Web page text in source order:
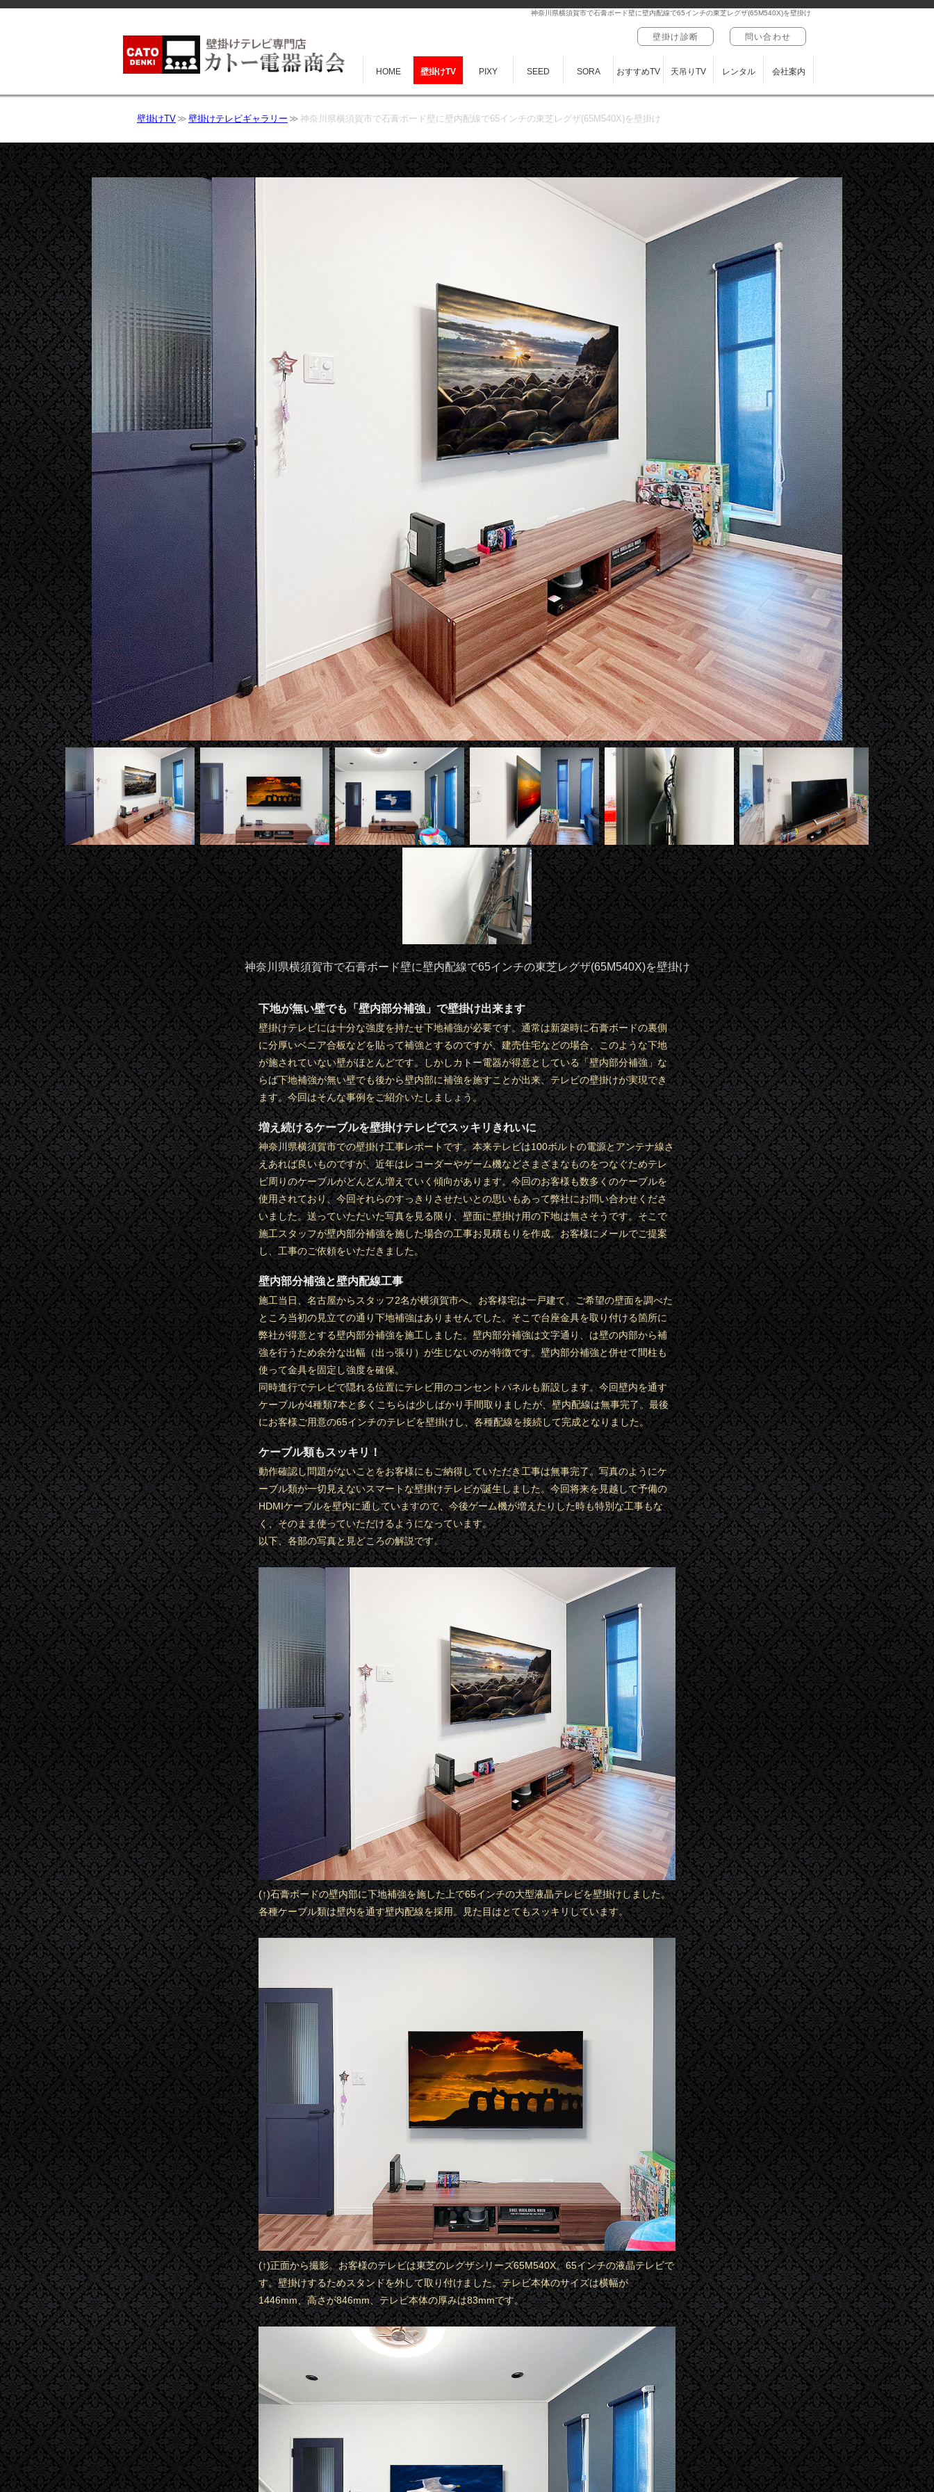
神奈川県横須賀市で石膏ボード壁に壁内配線で65インチの東芝レグザ(65M540X)を壁掛け
壁掛け診断 問い合わせ
HOME 壁掛けTV PIXY SEED SORA おすすめTV 天吊りTV レンタル 会社案内
壁掛けTV 壁掛けテレビギャラリー 神奈川県横須賀市で石膏ボード壁に壁内配線で65インチの東芝レグザ(65M540X)を壁掛け
神奈川県横須賀市で石膏ボード壁に壁内配線で65インチの東芝レグザ(65M540X)を壁掛け
下地が無い壁でも「壁内部分補強」で壁掛け出来ます
壁掛けテレビには十分な強度を持たせ下地補強が必要です。通常は新築時に石膏ボードの裏側
に分厚いベニア合板などを貼って補強とするのですが、建売住宅などの場合、このような下地
が施されていない壁がほとんどです。しかしカトー電器が得意としている「壁内部分補強」な
らば下地補強が無い壁でも後から壁内部に補強を施すことが出来、テレビの壁掛けが実現でき
ます。今回はそんな事例をご紹介いたしましょう。
増え続けるケーブルを壁掛けテレビでスッキリきれいに
神奈川県横須賀市での壁掛け工事レポートです。本来テレビは100ボルトの電源とアンテナ線さ
えあれば良いものですが、近年はレコーダーやゲーム機などさまざまなものをつなぐためテレ
ビ周りのケーブルがどんどん増えていく傾向があります。今回のお客様も数多くのケーブルを
使用されており、今回それらのすっきりさせたいとの思いもあって弊社にお問い合わせくださ
いました。送っていただいた写真を見る限り、壁面に壁掛け用の下地は無さそうです。そこで
施工スタッフが壁内部分補強を施した場合の工事お見積もりを作成。お客様にメールでご提案
し、工事のご依頼をいただきました。
壁内部分補強と壁内配線工事
施工当日、名古屋からスタッフ2名が横須賀市へ。お客様宅は一戸建て。ご希望の壁面を調べた
ところ当初の見立ての通り下地補強はありませんでした。そこで台座金具を取り付ける箇所に
弊社が得意とする壁内部分補強を施工しました。壁内部分補強は文字通り、は壁の内部から補
強を行うため余分な出幅（出っ張り）が生じないのが特徴です。壁内部分補強と併せて間柱も
使って金具を固定し強度を確保。
同時進行でテレビで隠れる位置にテレビ用のコンセントパネルも新設します。今回壁内を通す
ケーブルが4種類7本と多くこちらは少しばかり手間取りましたが、壁内配線は無事完了。最後
にお客様ご用意の65インチのテレビを壁掛けし、各種配線を接続して完成となりました。
ケーブル類もスッキリ！
動作確認し問題がないことをお客様にもご納得していただき工事は無事完了。写真のようにケ
ーブル類が一切見えないスマートな壁掛けテレビが誕生しました。今回将来を見越して予備の
HDMIケーブルを壁内に通していますので、今後ゲーム機が増えたりした時も特別な工事もな
く、そのまま使っていただけるようになっています。
以下、各部の写真と見どころの解説です。
(↑)石膏ボードの壁内部に下地補強を施した上で65インチの大型液晶テレビを壁掛けしました。
各種ケーブル類は壁内を通す壁内配線を採用。見た目はとてもスッキリしています。
(↑)正面から撮影。お客様のテレビは東芝のレグザシリーズ65M540X。65インチの液晶テレビで
す。壁掛けするためスタンドを外して取り付けました。テレビ本体のサイズは横幅が
1446mm、高さが846mm、テレビ本体の厚みは83mmです。